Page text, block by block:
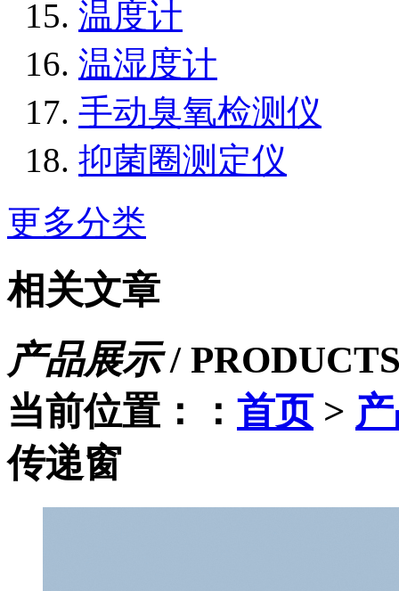
温度计
温湿度计
手动臭氧检测仪
抑菌圈测定仪
更多分类
相关文章
产品展示 /
当前位置：： 首页>
传递窗